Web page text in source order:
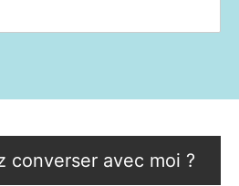
converser avec moi ?